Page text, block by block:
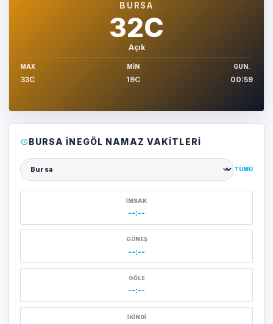
BURSA
32C
Açık
MAX
33C
MIN
19C
GUN.
00:59
BURSA İNEGÖL NAMAZ VAKITLERI
Şehir seçin
TÜMÜ
İMSAK
--:--
GÜNEŞ
--:--
ÖĞLE
--:--
İKINDI